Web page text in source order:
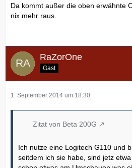
Da kommt außer die oben erwähnte
nix mehr raus.
RaZorOne
Gast
1. September 2014 um 18:30
Zitat von Beta 200G
Ich nutze eine Logitech G110 und
seitdem ich sie habe, sind jetz